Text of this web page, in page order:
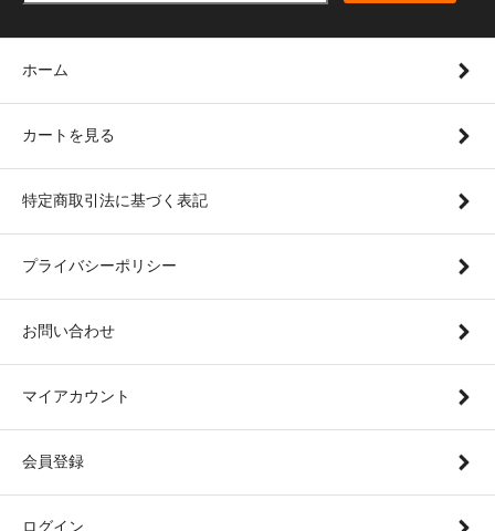
ホーム
カートを見る
特定商取引法に基づく表記
プライバシーポリシー
お問い合わせ
マイアカウント
会員登録
ログイン